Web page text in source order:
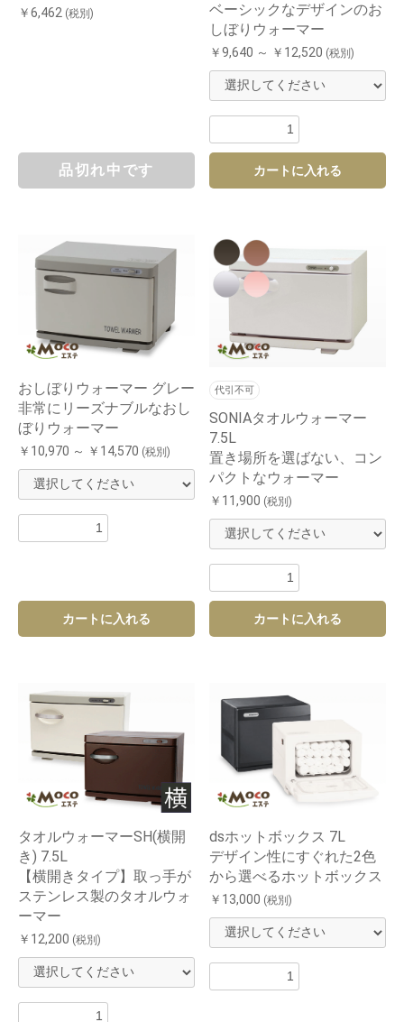
￥6,462 (税別)
品切れ中です
ベーシックなデザインのお
しぼりウォーマー
￥9,640 ～ ￥12,520 (税別)
カートに入れる
おしぼりウォーマー グレー
非常にリーズナブルなおし
ぼりウォーマー
￥10,970 ～ ￥14,570 (税別)
カートに入れる
代引不可
SONIAタオルウォーマー
7.5L
置き場所を選ばない、コン
パクトなウォーマー
￥11,900 (税別)
カートに入れる
タオルウォーマーSH(横開
き) 7.5L
【横開きタイプ】取っ手が
ステンレス製のタオルウォ
ーマー
￥12,200 (税別)
dsホットボックス 7L
デザイン性にすぐれた2色
から選べるホットボックス
￥13,000 (税別)